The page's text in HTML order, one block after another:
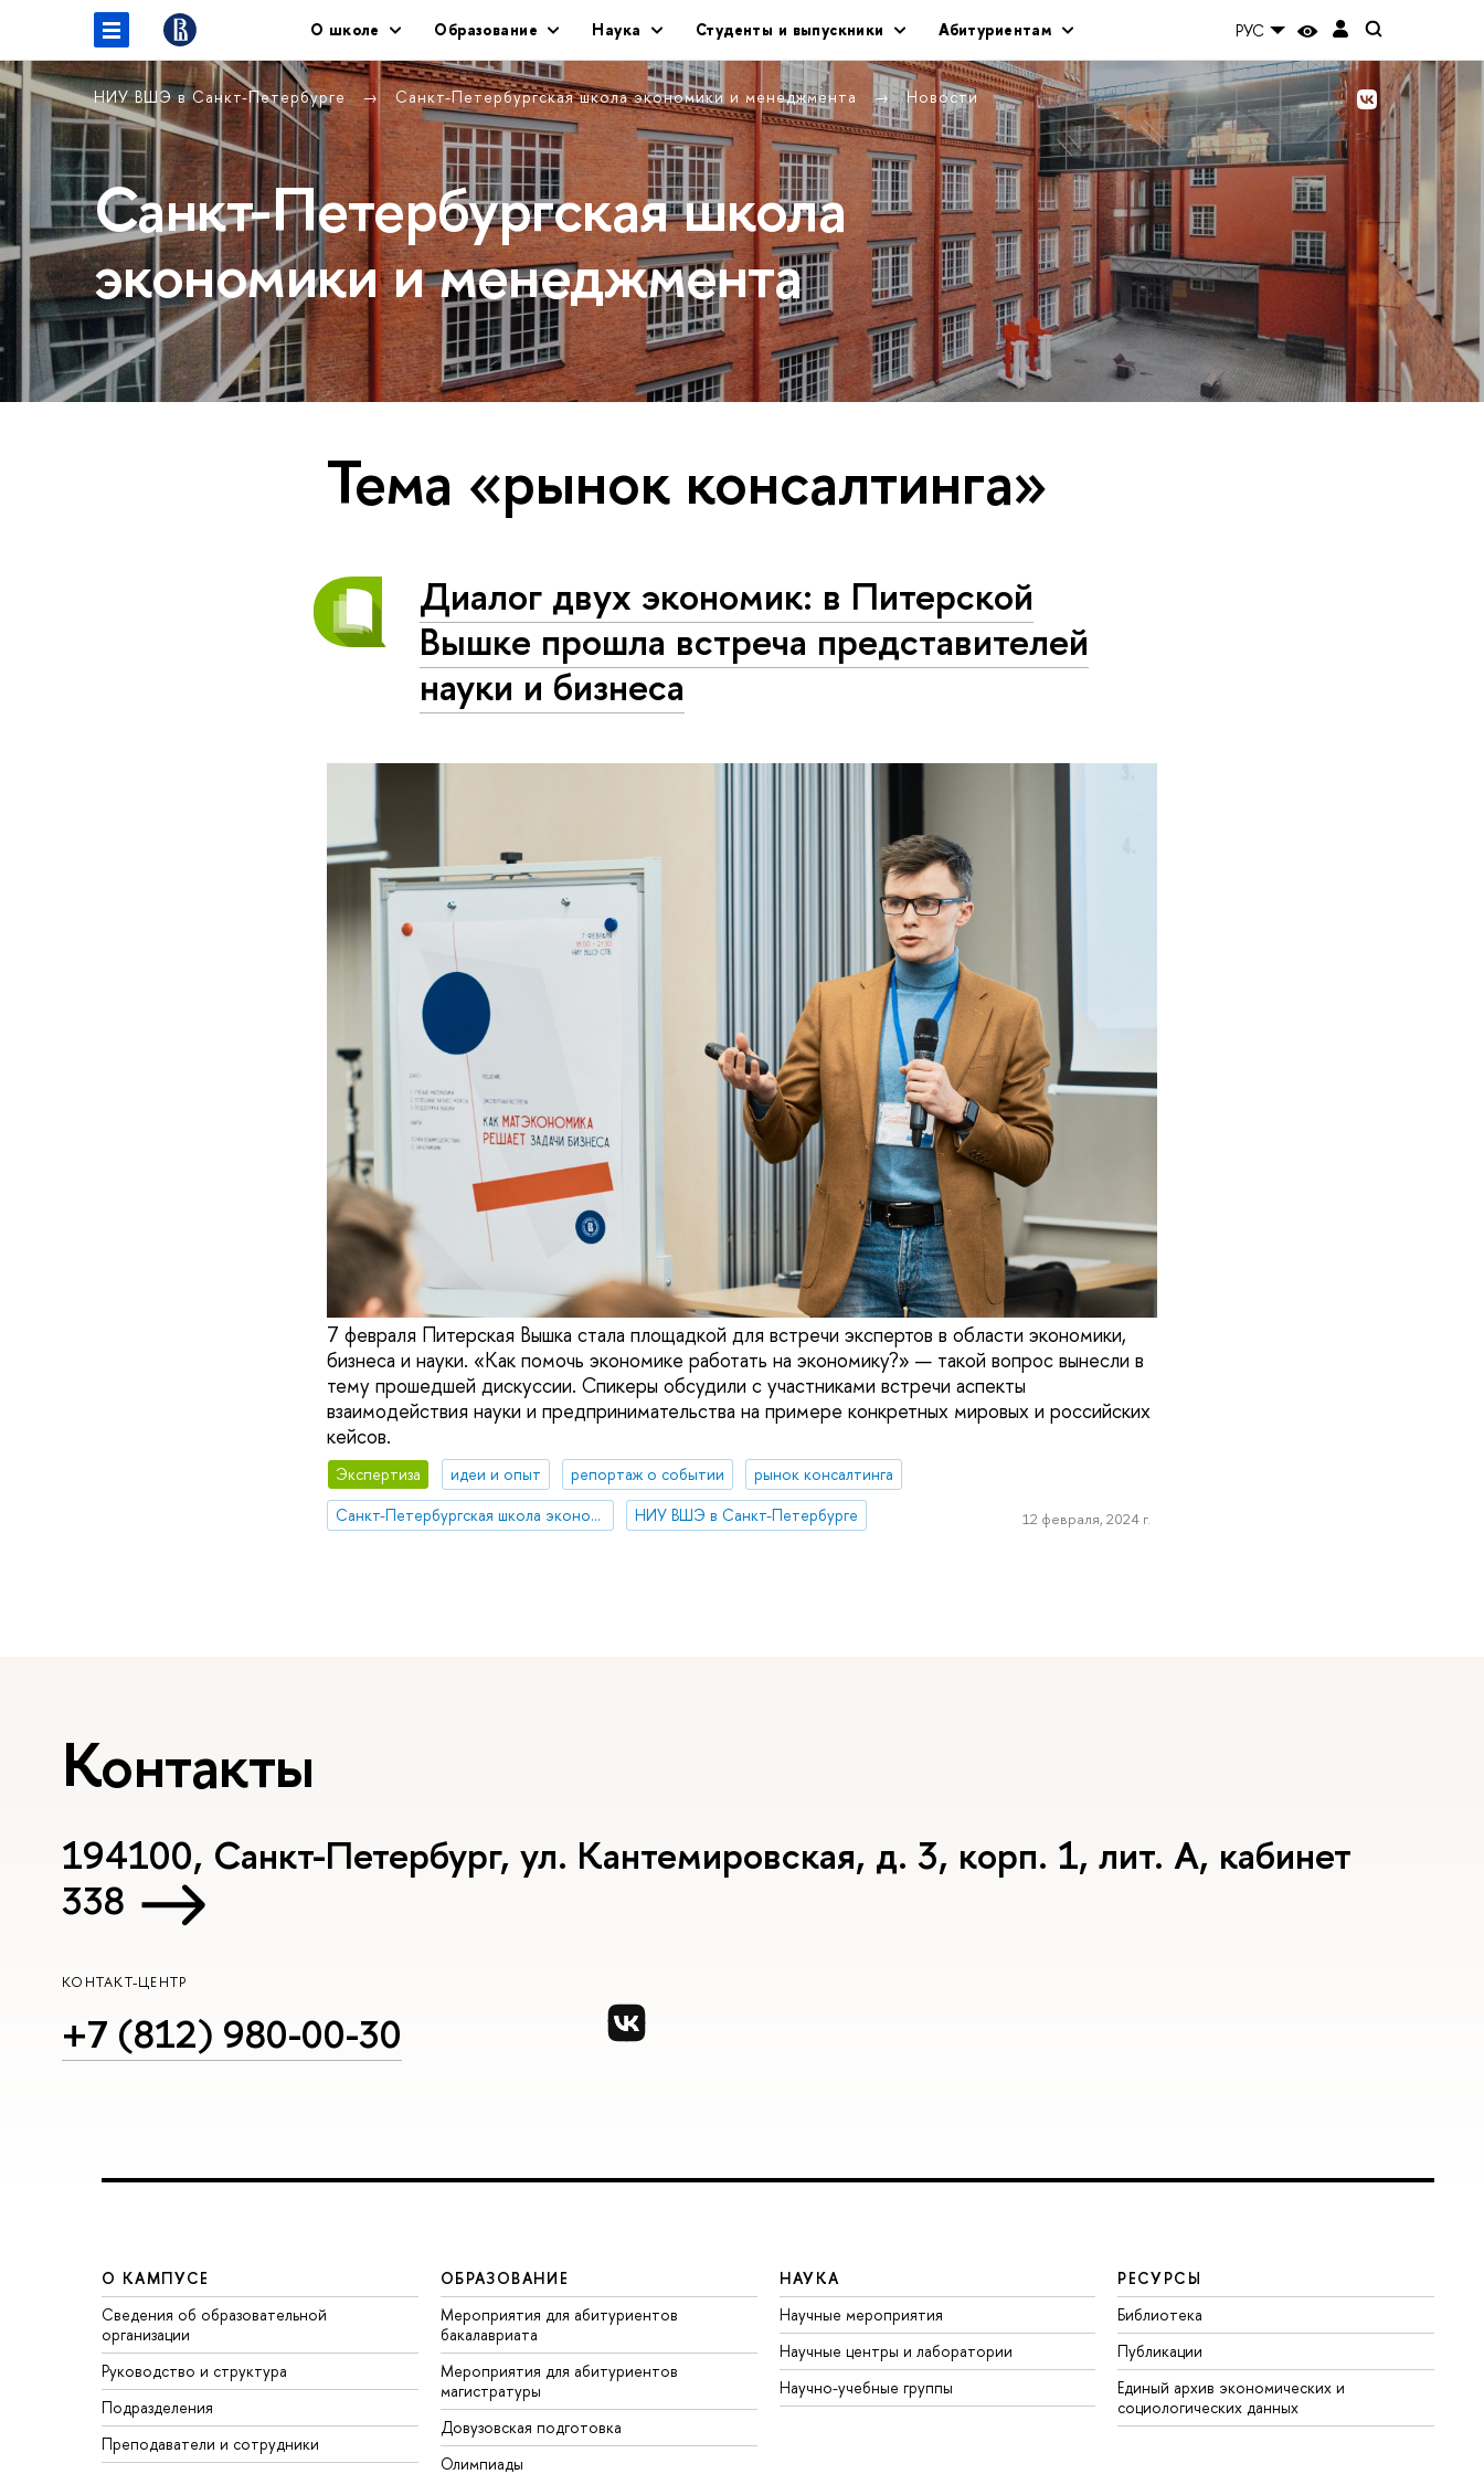
О школе Образование Наука Студенты и выпускники Абитуриентам РУС
НИУ ВШЭ в Санкт-Петербурге Санкт-Петербургская школа экономики и менеджмента Новости
Санкт-Петербургская школа
экономики и менеджмента
Тема «рынок консалтинга»
Диалог двух экономик: в Питерской
Вышке прошла встреча представителей
науки и бизнеса
7 февраля Питерская Вышка стала площадкой для встречи экспертов в области экономики,
бизнеса и науки. «Как помочь экономике работать на экономику?» — такой вопрос вынесли в
тему прошедшей дискуссии. Спикеры обсудили с участниками встречи аспекты
взаимодействия науки и предпринимательства на примере конкретных мировых и российских
кейсов.
Экспертиза идеи и опыт репортаж о событии
рынок консалтинга
Санкт-Петербургская школа экономики и менеджмента
НИУ ВШЭ в Санкт-Петербурге 12 февраля, 2024 г.
Контакты
194100, Санкт-Петербург, ул. Кантемировская, д. 3, корп. 1, лит. А, кабинет
338
КОНТАКТ-ЦЕНТР
+7 (812) 980-00-30
О КАМПУСЕ
Сведения об образовательной
организации
Руководство и структура
Подразделения
Преподаватели и сотрудники
ОБРАЗОВАНИЕ
Мероприятия для абитуриентов
бакалавриата
Мероприятия для абитуриентов
магистратуры
Довузовская подготовка
Олимпиады
НАУКА
Научные мероприятия
Научные центры и лаборатории
Научно-учебные группы
РЕСУРСЫ
Библиотека
Публикации
Единый архив экономических и
социологических данных